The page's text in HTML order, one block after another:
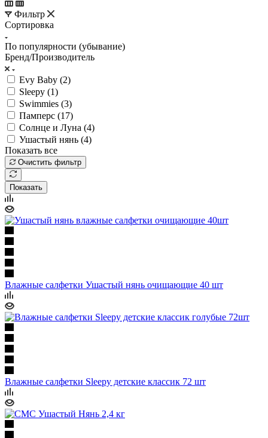
Фильтр
Сортировка
По популярности (убывание)
Бренд/Производитель
Evy Baby (2)
Sleepy (1)
Swimmies (3)
Памперс (17)
Солнце и Луна (4)
Ушастый нянь (4)
Показать все
Очистить фильтр
Показать
Влажные салфетки Ушастый нянь очищающие 40 шт
Влажные салфетки Sleepy детские классик 72 шт